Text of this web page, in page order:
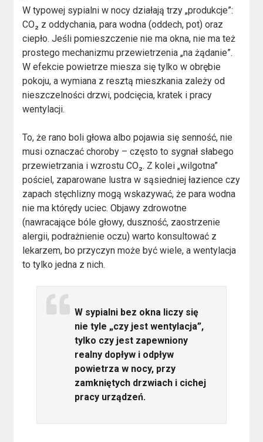
W typowej sypialni w nocy działają trzy „produkcje”:
CO₂ z oddychania, para wodna (oddech, pot) oraz
ciepło. Jeśli pomieszczenie nie ma okna, nie ma też
prostego mechanizmu przewietrzenia „na żądanie”.
W efekcie powietrze miesza się tylko w obrębie
pokoju, a wymiana z resztą mieszkania zależy od
nieszczelności drzwi, podcięcia, kratek i pracy
wentylacji.
To, że rano boli głowa albo pojawia się senność, nie
musi oznaczać choroby – często to sygnał słabego
przewietrzania i wzrostu CO₂. Z kolei „wilgotna”
pościel, zaparowane lustra w sąsiedniej łazience czy
zapach stęchlizny mogą wskazywać, że para wodna
nie ma którędy uciec. Objawy zdrowotne
(nawracające bóle głowy, duszność, zaostrzenie
alergii, podrażnienie oczu) warto konsultować z
lekarzem, bo przyczyn może być wiele, a wentylacja
to tylko jedna z nich.
W sypialni bez okna liczy się
nie tyle „czy jest wentylacja”,
tylko czy jest zapewniony
realny dopływ i odpływ
powietrza w nocy, przy
zamkniętych drzwiach i cichej
pracy urządzeń.